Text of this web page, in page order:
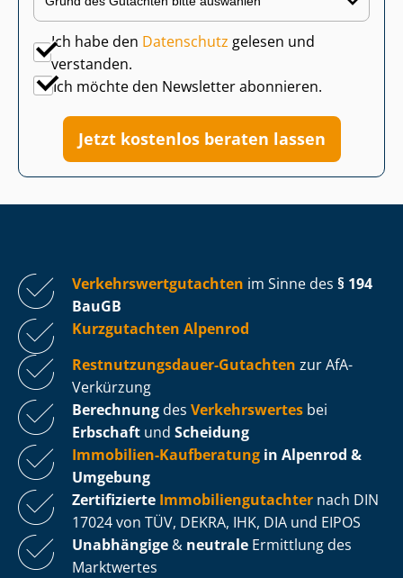
Ich habe den Datenschutz gelesen und
verstanden.
Ich möchte den Newsletter abonnieren.
Jetzt kostenlos beraten lassen
Ver­kehrs­wert­gut­ach­ten im Sinne des § 194
BauGB
Kurzgutachten Alpenrod
Rest­nut­zungs­dau­er-Gutachten zur AfA-
Verkürzung
Berechnung des Verkehrswertes bei
Erbschaft und Scheidung
Immobilien-Kaufberatung in Alpenrod &
Umgebung
Zertifizierte Im­mo­bi­li­en­gut­ach­ter nach DIN
17024 von TÜV, DEKRA, IHK, DIA und EIPOS
Unabhängige & neutrale Ermittlung des
Marktwertes